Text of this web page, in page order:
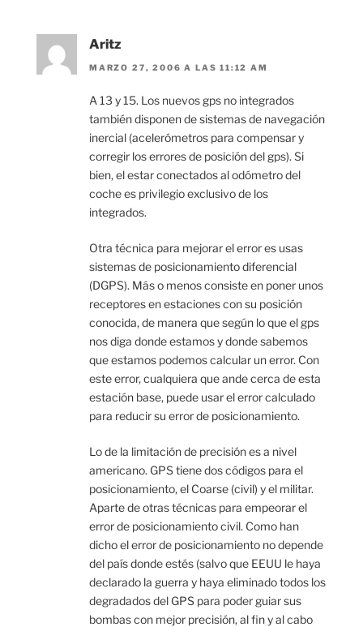
Aritz
MARZO 27, 2006 A LAS 11:12 AM
A 13 y 15. Los nuevos gps no integrados
también disponen de sistemas de navegación
inercial (acelerómetros para compensar y
corregir los errores de posición del gps). Si
bien, el estar conectados al odómetro del
coche es privilegio exclusivo de los
integrados.
Otra técnica para mejorar el error es usas
sistemas de posicionamiento diferencial
(DGPS). Más o menos consiste en poner unos
receptores en estaciones con su posición
conocida, de manera que según lo que el gps
nos diga donde estamos y donde sabemos
que estamos podemos calcular un error. Con
este error, cualquiera que ande cerca de esta
estación base, puede usar el error calculado
para reducir su error de posicionamiento.
Lo de la limitación de precisión es a nivel
americano. GPS tiene dos códigos para el
posicionamiento, el Coarse (civil) y el militar.
Aparte de otras técnicas para empeorar el
error de posicionamiento civil. Como han
dicho el error de posicionamiento no depende
del país donde estés (salvo que EEUU le haya
declarado la guerra y haya eliminado todos los
degradados del GPS para poder guiar sus
bombas con mejor precisión, al fin y al cabo